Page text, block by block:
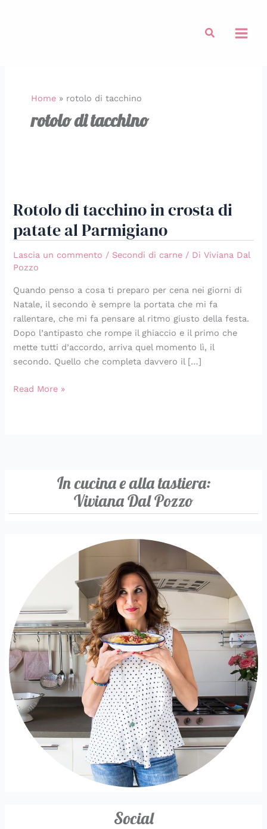
Cerca
Home» rotolo di tacchino
rotolo di tacchino
Rotolo di tacchino in crosta di
patate al Parmigiano
Lascia un commento / Secondi di carne / DiViviana Dal
Pozzo
Quando penso a cosa ti preparo per cena nei giorni di
Natale, il secondo è sempre la portata che mi fa
rallentare, che mi fa pensare al ritmo giusto della festa.
Dopo l’antipasto che rompe il ghiaccio e il primo che
mette tutti d’accordo, arriva quel momento lì, il
secondo. Quello che completa davvero il […]
tacchino
crosta
di
patate
Parmigiano
Read More »
In cucina e alla tastiera:
Viviana Dal Pozzo
Social